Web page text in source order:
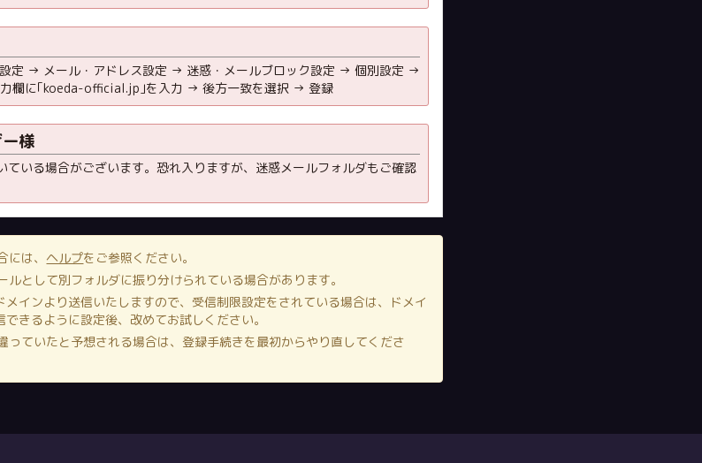
定 → メール・アドレス設定 → 迷惑・メールブロック設定 → 個別設定 →
欄に｢koeda-official.jp｣を入力 → 後方一致を選択 → 登録
様
ている場合がございます。恐れ入りますが、迷惑メールフォルダもご確認
は、 ヘルプをご参照ください。
として別フォルダに振り分けられている場合があります。
メインより送信いたしますので、受信制限設定をされている場合は、ドメイ
きるように設定後、改めてお試しください。
っていたと予想される場合は、登録手続きを最初からやり直してくださ